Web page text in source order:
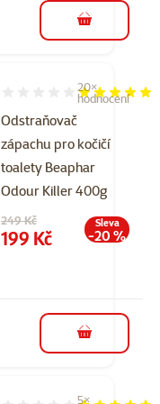
do košíku
Odstraňovač
zápachu pro kočičí
toalety Beaphar
Odour Killer 400g
Hodnocení 96%, počet
20×
hodnocení
Původní cena
249 Kč
Cena
199 Kč
Sleva
-20 %
do košíku
5×